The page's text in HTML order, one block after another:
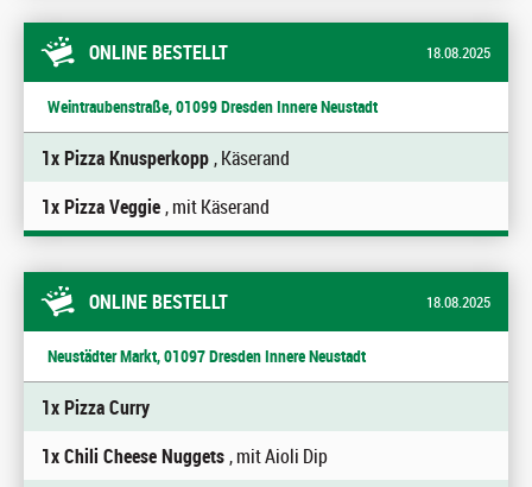
ONLINE BESTELLT 18.08.2025
Weintraubenstraße, 01099 Dresden Innere Neustadt
1x Pizza Knusperkopp, Käserand
1x Pizza Veggie, mit Käserand
ONLINE BESTELLT 18.08.2025
Neustädter Markt, 01097 Dresden Innere Neustadt
1x Pizza Curry
1x Chili Cheese Nuggets, mit Aioli Dip